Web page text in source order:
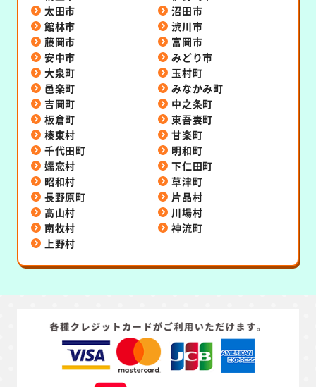
太田市
沼田市
館林市
渋川市
藤岡市
富岡市
安中市
みどり市
大泉町
玉村町
邑楽町
みなかみ町
吉岡町
中之条町
板倉町
東吾妻町
榛東村
甘楽町
千代田町
明和町
嬬恋村
下仁田町
昭和村
草津町
長野原町
片品村
高山村
川場村
南牧村
神流町
上野村